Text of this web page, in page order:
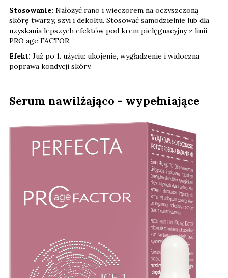
Stosowanie: Nałożyć rano i wieczorem na oczyszczoną
skórę twarzy, szyi i dekoltu. Stosować samodzielnie lub dla
uzyskania lepszych efektów pod krem pielęgnacyjny z linii
PRO age FACTOR.
Efekt: Już po 1. użyciu: ukojenie, wygładzenie i widoczna
poprawa kondycji skóry.
Serum nawilżająco - wypełniające